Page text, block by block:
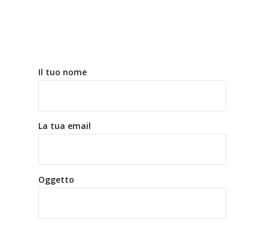
Il tuo nome
La tua email
Oggetto